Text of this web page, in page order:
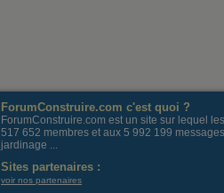
ForumConstruire.com c'est quoi ?
ForumConstruire.com est un site sur lequel
517 652 membres et aux 5 992 199
jardinage ...
Sites partenaires :
voir nos partenaires